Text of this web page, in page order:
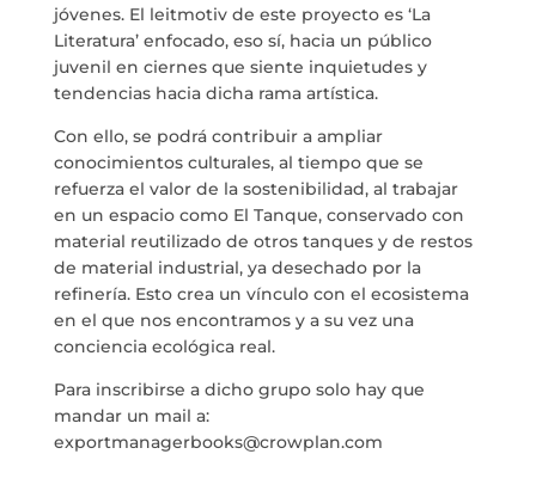
jóvenes. El leitmotiv de este proyecto es ‘La
Literatura’ enfocado, eso sí, hacia un público
juvenil en ciernes que siente inquietudes y
tendencias hacia dicha rama artística.
Con ello, se podrá contribuir a ampliar
conocimientos culturales, al tiempo que se
refuerza el valor de la sostenibilidad, al trabajar
en un espacio como El Tanque, conservado con
material reutilizado de otros tanques y de restos
de material industrial, ya desechado por la
refinería. Esto crea un vínculo con el ecosistema
en el que nos encontramos y a su vez una
conciencia ecológica real.
Para inscribirse a dicho grupo solo hay que
mandar un mail a:
exportmanagerbooks@crowplan.com